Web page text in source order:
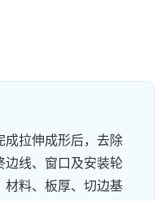
成拉伸成形后，去除
边线、窗口及安装轮
材料、板厚、切边基